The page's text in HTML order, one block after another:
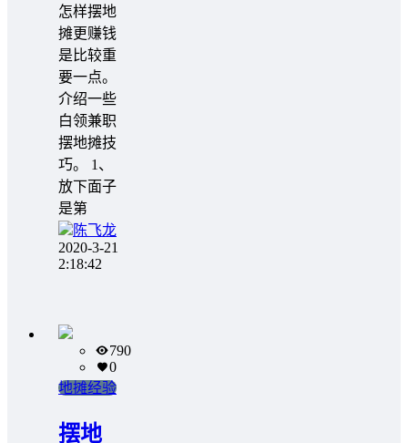
怎样摆地
摊更赚钱
是比较重
要一点。
介绍一些
白领兼职
摆地摊技
巧。 1、
放下面子
是第
陈飞龙
2020-3-21
2:18:42
790
0
地摊经验
摆地